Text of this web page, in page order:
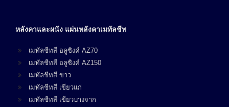
หลังคาและผนัง แผ่นหลังคาเมทัลชีท
เมทัลชีทสี อลูซิงค์ AZ70
เมทัลชีทสี อลูซิงค์ AZ150
เมทัลชีทสี ขาว
เมทัลชีทสี เขียวแก่
เมทัลชีทสี เขียวบางจาก